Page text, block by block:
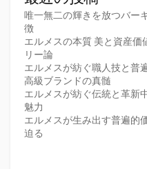
唯一無二の輝きを放つバー
徴
エルメスの本質 美と資産
リー論
エルメスが紡ぐ職人技と普
高級ブランドの真髄
エルメスが紡ぐ伝統と革新
魅力
エルメスが生み出す普遍的
迫る